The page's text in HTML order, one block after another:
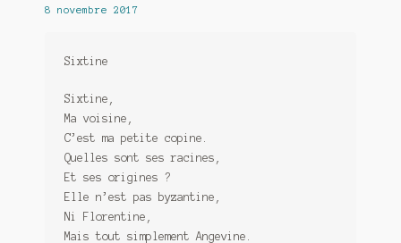
8 novembre 2017
Sixtine
Sixtine,
Ma voisine,
C’est ma petite copine.
Quelles sont ses racines,
Et ses origines ?
Elle n’est pas byzantine,
Ni Florentine,
Mais tout simplement Angevine.